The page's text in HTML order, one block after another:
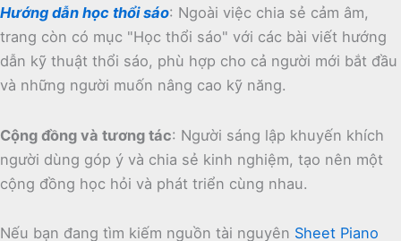
Hướng dẫn học thổi sáo: Ngoài việc chia sẻ cảm âm,
trang còn có mục "Học thổi sáo" với các bài viết hướng
dẫn kỹ thuật thổi sáo, phù hợp cho cả người mới bắt đầu
và những người muốn nâng cao kỹ năng.
Cộng đồng và tương tác: Người sáng lập khuyến khích
người dùng góp ý và chia sẻ kinh nghiệm, tạo nên một
cộng đồng học hỏi và phát triển cùng nhau.
Nếu bạn đang tìm kiếm nguồn tài nguyên Sheet Piano